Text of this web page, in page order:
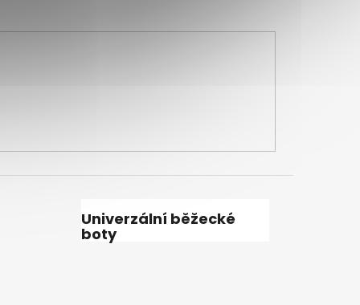
Univerzální běžecké
boty